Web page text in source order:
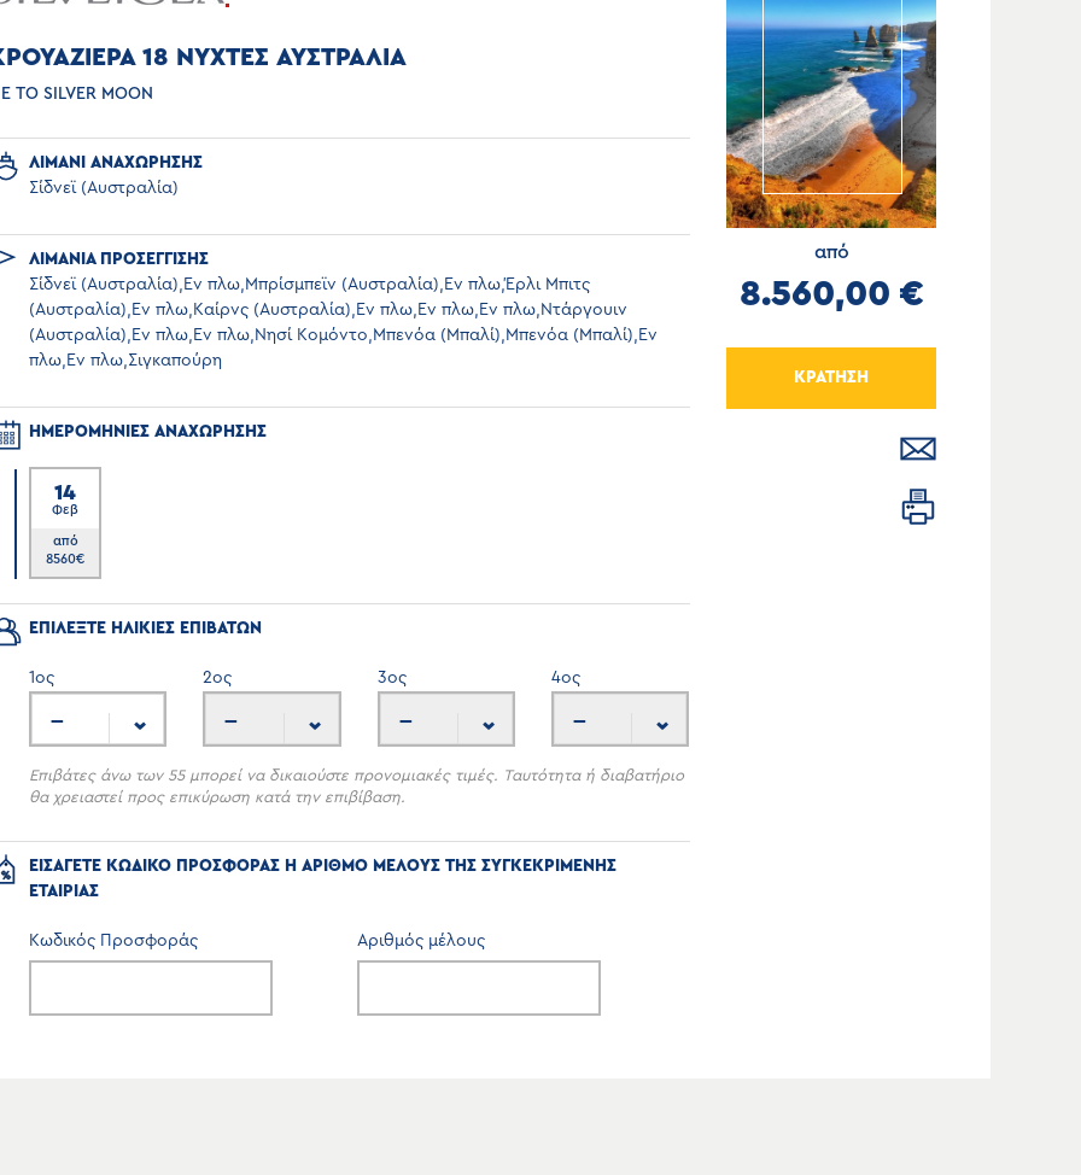
18 ΝΥΧΤΕΣ ΑΥΣΤΡΑΛΙΑ
ΤΟ SILVER MOON
ΛΙΜΑΝΙ ΑΝΑΧΩΡΗΣΗΣ
Σίδνεϊ (Αυστραλία)
ΛΙΜΑΝΙΑ ΠΡΟΣΕΓΓΙΣΗΣ
Σίδνεϊ (Αυστραλία),Εν πλω,Μπρίσμπεϊν (Αυστραλία),Εν πλω,Έρλι Μπιτς
(Αυστραλία),Εν πλω,Καίρνς (Αυστραλία),Εν πλω,Εν πλω,Εν πλω,Ντάργουιν
(Αυστραλία),Εν πλω,Εν πλω,Νησί Κομόντο,Μπενόα (Μπαλί),Μπενόα (Μπαλί),Εν
πλω,Εν πλω,Σιγκαπούρη
ΗΜΕΡΟΜΗΝΙΕΣ ΑΝΑΧΩΡΗΣΗΣ
14
Φεβ
από
8560€
ΕΠΙΛΕΞΤΕ ΗΛΙΚΙΕΣ ΕΠΙΒΑΤΩΝ
1ος
---
2ος
---
3ος
---
4ος
---
Επιβάτες άνω των 55 μπορεί να δικαιούστε προνομιακές τιμές. Ταυτότητα ή διαβατήριο
θα χρειαστεί προς επικύρωση κατά την επιβίβαση.
ΕΙΣΑΓΕΤΕ ΚΩΔΙΚΟ ΠΡΟΣΦΟΡΑΣ Η ΑΡΙΘΜΟ ΜΕΛΟΥΣ ΤΗΣ ΣΥΓΚΕΚΡΙΜΕΝΗΣ
ΕΤΑΙΡΙΑΣ
Κωδικός Προσφοράς Αριθμός μέλους
από
8.560,00 €
ΚΡΑΤΗΣΗ